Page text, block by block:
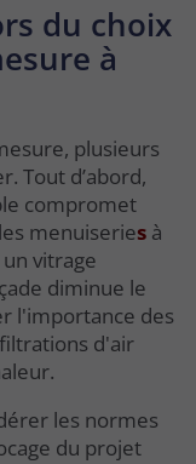
du choix
à
plusieurs
Tout d’abord,
compromet
menuiseries à
vitrage
diminue le
l'importance des
d'air
les normes
du projet